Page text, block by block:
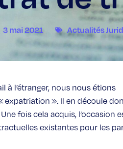
3 mai 2021 Actualités
à l’étranger, nous nous étions
expatriation ». Il en découle
fois cela acquis, l’occasion
existantes pour les